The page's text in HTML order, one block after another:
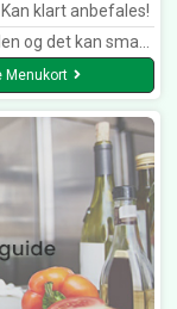
klart anbefales!
smil på læben og er utroligt venlige. Den varmeste anbefaling herfra.
Menukort